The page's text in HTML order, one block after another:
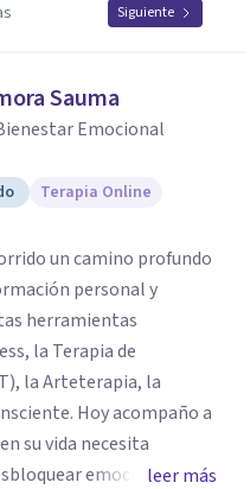
Siguiente
Sauma
Emocional
Terapia Online
un camino profundo
personal y
herramientas
la Terapia de
la Arteterapia, la
a
su vida necesita
emociones,leer más